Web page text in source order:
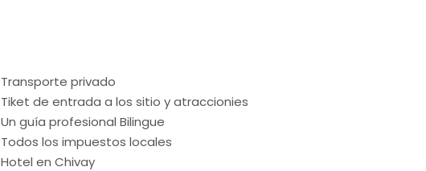
Transporte privado
Tiket de entrada a los sitio y atraccionies
Un guía profesional Bilingue
Todos los impuestos locales
Hotel en Chivay